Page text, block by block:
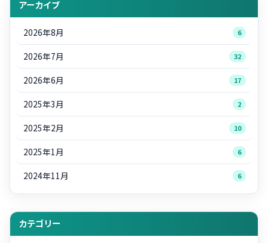
アーカイブ
2026年8月 6
2026年7月 32
2026年6月 17
2025年3月 2
2025年2月 10
2025年1月 6
2024年11月 6
カテゴリー